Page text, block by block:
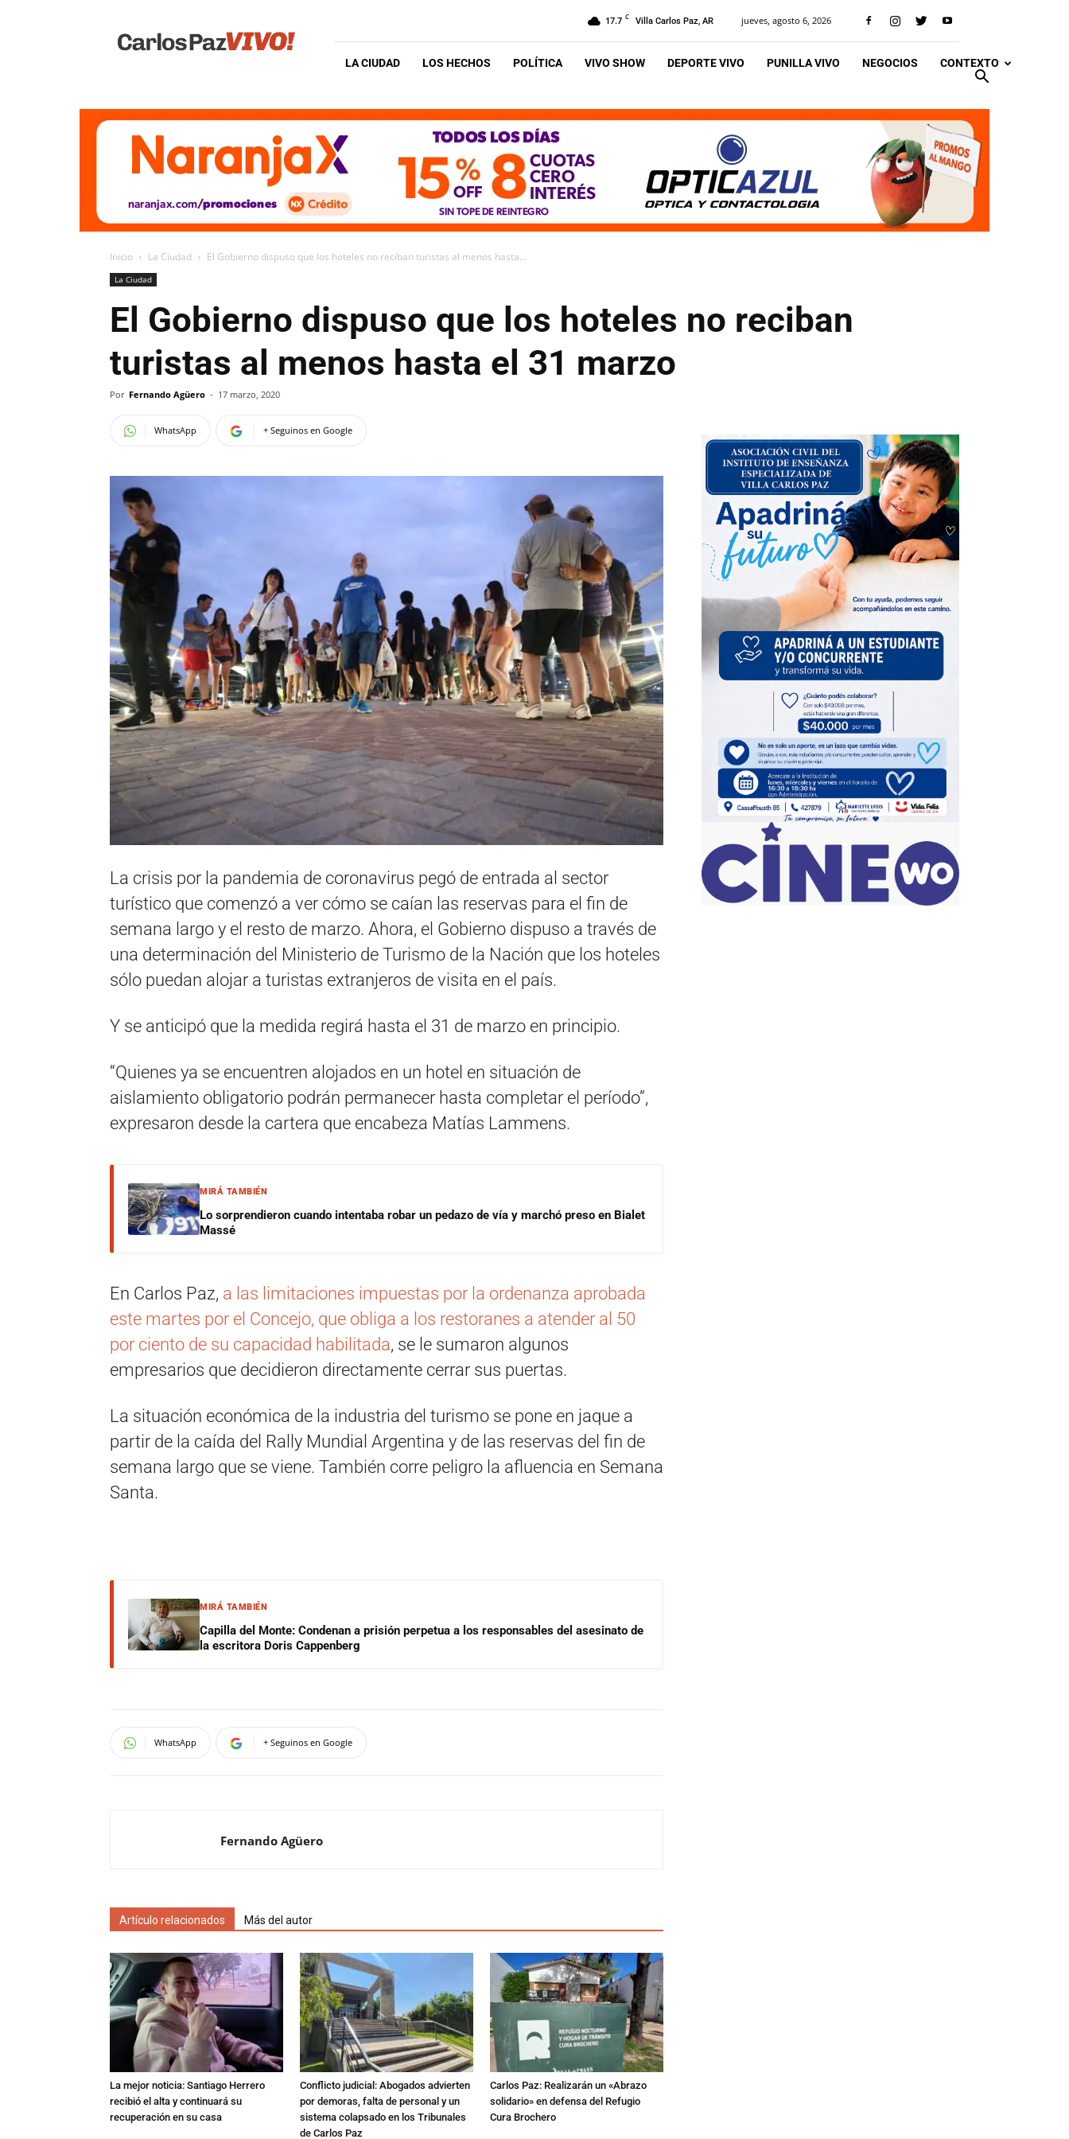
Vivo
17.7 C Villa Carlos Paz, AR jueves, agosto 6, 2026
LA CIUDAD LOS HECHOS POLÍTICA VIVO SHOW DEPORTE VIVO PUNILLA VIVO NEGOCIOS CONTEXTO
Inicio La Ciudad El Gobierno dispuso que los hoteles no reciban turistas al menos hasta...
La Ciudad
El Gobierno dispuso que los hoteles no reciban
turistas al menos hasta el 31 marzo
Por Fernando Agüero - 17 marzo, 2020
WhatsApp + Seguinos en Google
La crisis por la pandemia de coronavirus pegó de entrada al sector
turístico que comenzó a ver cómo se caían las reservas para el fin de
semana largo y el resto de marzo. Ahora, el Gobierno dispuso a través de
una determinación del Ministerio de Turismo de la Nación que los hoteles
sólo puedan alojar a turistas extranjeros de visita en el país.
Y se anticipó que la medida regirá hasta el 31 de marzo en principio.
“Quienes ya se encuentren alojados en un hotel en situación de
aislamiento obligatorio podrán permanecer hasta completar el período”,
expresaron desde la cartera que encabeza Matías Lammens.
MIRÁ TAMBIÉN
Lo sorprendieron cuando intentaba robar un pedazo de vía y marchó preso en Bialet
Massé
En Carlos Paz, a las limitaciones impuestas por la ordenanza aprobada
este martes por el Concejo, que obliga a los restoranes a atender al 50
por ciento de su capacidad habilitada, se le sumaron algunos
empresarios que decidieron directamente cerrar sus puertas.
La situación económica de la industria del turismo se pone en jaque a
partir de la caída del Rally Mundial Argentina y de las reservas del fin de
semana largo que se viene. También corre peligro la afluencia en Semana
Santa.
MIRÁ TAMBIÉN
Capilla del Monte: Condenan a prisión perpetua a los responsables del asesinato de
la escritora Doris Cappenberg
WhatsApp + Seguinos en Google
Fernando Agüero
Artículo relacionados Más del autor
La mejor noticia: Santiago Herrero
recibió el alta y continuará su
recuperación en su casa
Conflicto judicial: Abogados advierten
por demoras, falta de personal y un
sistema colapsado en los Tribunales
de Carlos Paz
Carlos Paz: Realizarán un «Abrazo
solidario» en defensa del Refugio
Cura Brochero